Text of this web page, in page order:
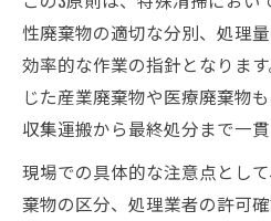
性廃棄物の適切な分別、処理
効率的な作業の指針となりま
じた産業廃棄物や医療廃棄物
収集運搬から最終処分まで一貫
現場での具体的な注意点とし
棄物の区分、処理業者の許可